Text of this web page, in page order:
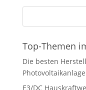
Top-Themen
Die besten
E3/DC